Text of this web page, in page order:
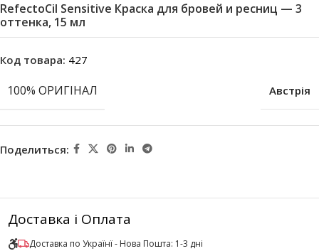
RefectoCil Sensitive Краска для бровей и ресниц — 3
оттенка, 15 мл
Код товара: 427
100% ОРИГІНАЛ Австрія
Поделиться:
Доставка і Оплата
Доставка по Українї - Нова Пошта: 1-3 дні